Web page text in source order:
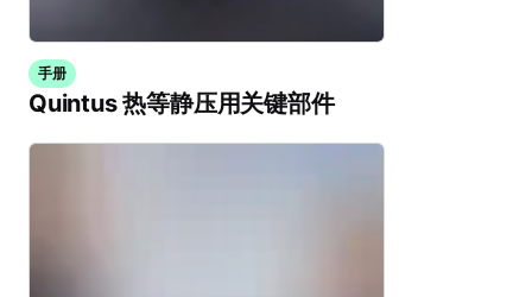
手册
Quintus 热等静压用关键部件